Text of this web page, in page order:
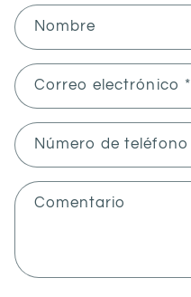
F
o
r
m
l
a
r
d
Nombre
Correo electrónico *
Número de teléfono
Comentario